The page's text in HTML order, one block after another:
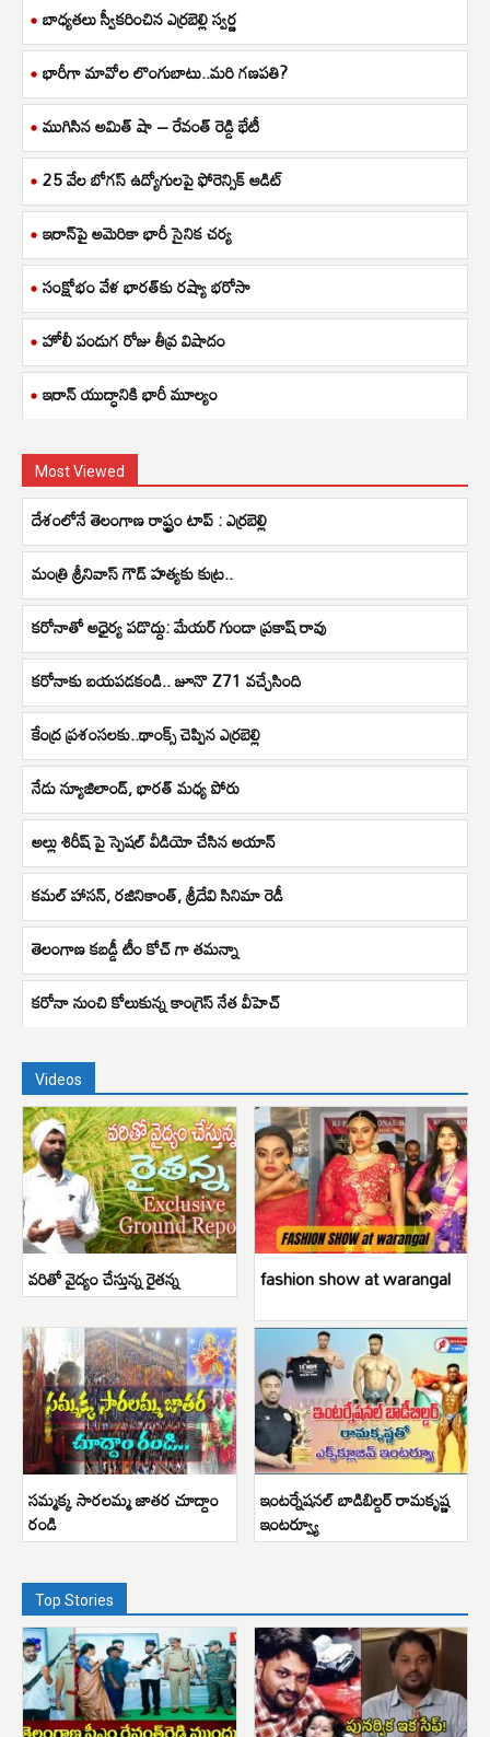
బాధ్యతలు స్వీకరించిన ఎర్రబెల్లి స్వర్ణ
భారీగా మావోల లొంగుబాటు..మరి గణపతి?
ముగిసిన అమిత్ షా – రేవంత్ రెడ్డి భేటీ
25 వేల బోగస్ ఉద్యోగులపై ఫోరెన్సిక్ ఆడిట్
ఇరాన్‌పై అమెరికా భారీ సైనిక చర్య
సంక్షోభం వేళ భారత్‌కు రష్యా భరోసా
హోలీ పండుగ రోజు తీవ్ర విషాదం
ఇరాన్ యుద్ధానికి భారీ మూల్యం
Most Viewed
దేశంలోనే తెలంగాణ రాష్ట్రం టాప్ : ఎర్రబెల్లి
మంత్రి శ్రీనివాస్ గౌడ్ హత్యకు కుట్ర..
కరోనాతో అధైర్య పడొద్దు: మేయర్ గుండా ప్రకాష్ రావు
కరోనాకు బయపడకండి.. జూనొ Z71 వచ్చేసింది
కేంద్ర ప్రశంసలకు..థాంక్స్ చెప్పిన ఎర్రబెల్లి
నేడు న్యూజిలాండ్, భారత్ మధ్య పోరు
అల్లు శిరీష్ పై స్పెషల్ వీడియో చేసిన అయాన్
క‌మ‌ల్ హాస‌న్‌, ర‌జినికాంత్‌, శ్రీ‌దేవి సినిమా రెడీ
తెలంగాణ కబడ్డీ టీం కోచ్ గా తమన్నా
కరోనా నుంచి కోలుకున్న కాంగ్రెస్‌ నేత వీహెచ్‌
Videos
వరితో వైద్యం చేస్తున్న రైతన్న fashion show at warangal
సమ్మక్క సారలమ్మ జాతర చూద్దాం
రండి
ఇంటర్నేషనల్ బాడిబిల్డర్ రామకృష్ణ
ఇంటర్వ్యూ
Top Stories